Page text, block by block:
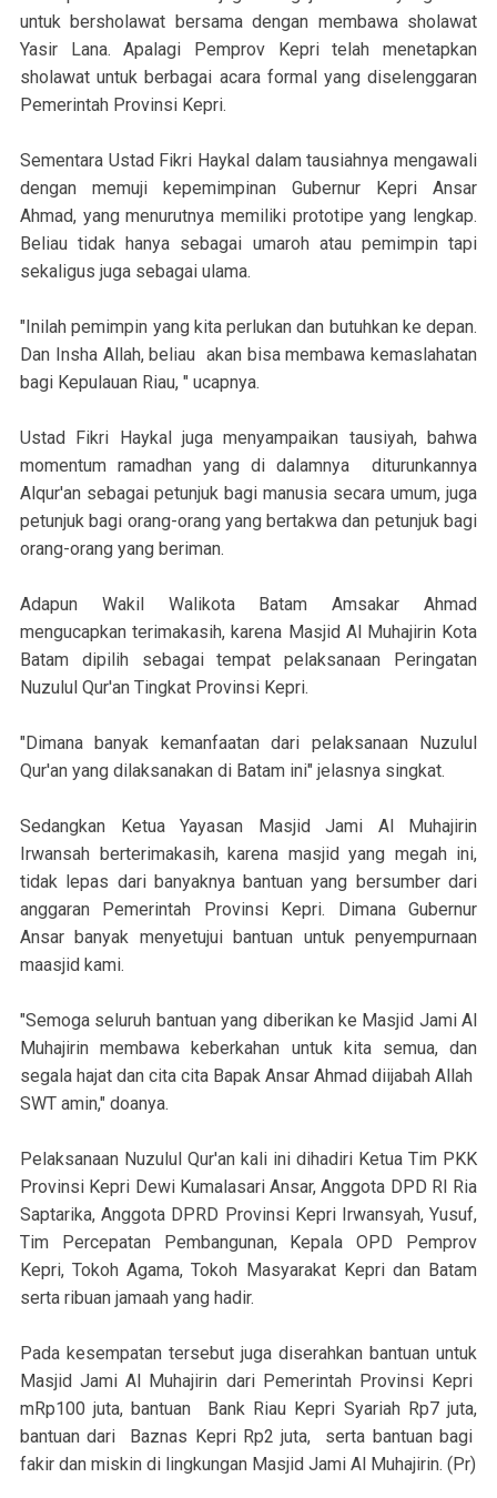
untuk bersholawat bersama dengan membawa sholawat
Yasir Lana. Apalagi Pemprov Kepri telah menetapkan
sholawat untuk berbagai acara formal yang diselenggaran
Pemerintah Provinsi Kepri.
Sementara Ustad Fikri Haykal dalam tausiahnya mengawali
dengan memuji kepemimpinan Gubernur Kepri Ansar
Ahmad, yang menurutnya memiliki prototipe yang lengkap.
Beliau tidak hanya sebagai umaroh atau pemimpin tapi
sekaligus juga sebagai ulama.
"Inilah pemimpin yang kita perlukan dan butuhkan ke depan.
Dan Insha Allah, beliau akan bisa membawa kemaslahatan
bagi Kepulauan Riau, " ucapnya.
Ustad Fikri Haykal juga menyampaikan tausiyah, bahwa
momentum ramadhan yang di dalamnya diturunkannya
Alqur'an sebagai petunjuk bagi manusia secara umum, juga
petunjuk bagi orang-orang yang bertakwa dan petunjuk bagi
orang-orang yang beriman.
Adapun Wakil Walikota Batam Amsakar Ahmad
mengucapkan terimakasih, karena Masjid Al Muhajirin Kota
Batam dipilih sebagai tempat pelaksanaan Peringatan
Nuzulul Qur'an Tingkat Provinsi Kepri.
"Dimana banyak kemanfaatan dari pelaksanaan Nuzulul
Qur'an yang dilaksanakan di Batam ini" jelasnya singkat.
Sedangkan Ketua Yayasan Masjid Jami Al Muhajirin
Irwansah berterimakasih, karena masjid yang megah ini,
tidak lepas dari banyaknya bantuan yang bersumber dari
anggaran Pemerintah Provinsi Kepri. Dimana Gubernur
Ansar banyak menyetujui bantuan untuk penyempurnaan
maasjid kami.
"Semoga seluruh bantuan yang diberikan ke Masjid Jami Al
Muhajirin membawa keberkahan untuk kita semua, dan
segala hajat dan cita cita Bapak Ansar Ahmad diijabah Allah
SWT amin," doanya.
Pelaksanaan Nuzulul Qur'an kali ini dihadiri Ketua Tim PKK
Provinsi Kepri Dewi Kumalasari Ansar, Anggota DPD RI Ria
Saptarika, Anggota DPRD Provinsi Kepri Irwansyah, Yusuf,
Tim Percepatan Pembangunan, Kepala OPD Pemprov
Kepri, Tokoh Agama, Tokoh Masyarakat Kepri dan Batam
serta ribuan jamaah yang hadir.
Pada kesempatan tersebut juga diserahkan bantuan untuk
Masjid Jami Al Muhajirin dari Pemerintah Provinsi Kepri
mRp100 juta, bantuan Bank Riau Kepri Syariah Rp7 juta,
bantuan dari Baznas Kepri Rp2 juta, serta bantuan bagi
fakir dan miskin di lingkungan Masjid Jami Al Muhajirin. (Pr)